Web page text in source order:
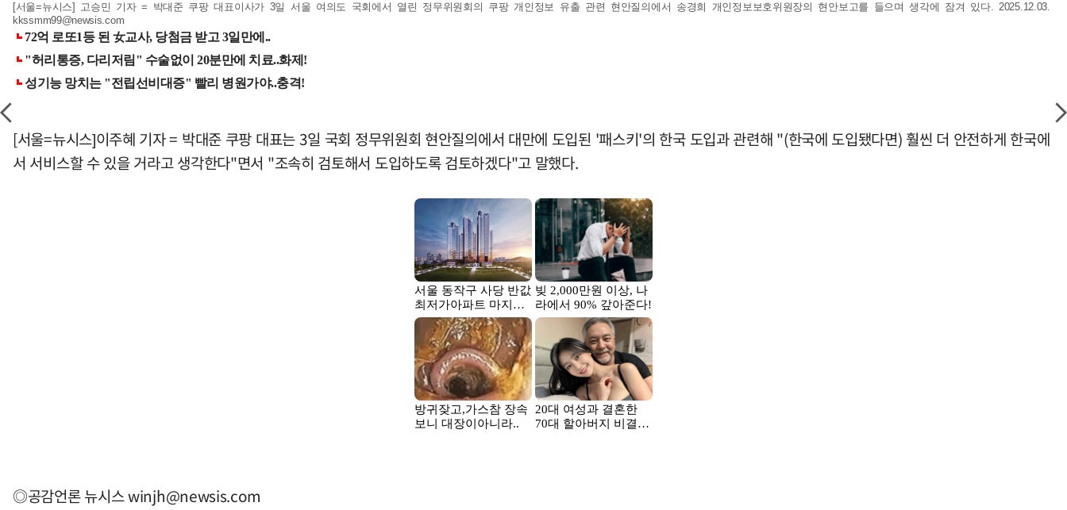
[서울=뉴시스] 고승민 기자 = 박대준 쿠팡 대표이사가 3일 서울 여의도 국회에서 열린 정무위원회의 쿠팡 개인정보 유출 관련 현안질의에서 송경희 개인정보보호위원장의 현안보고를 들으며 생각에 잠겨 있다. 2025.12.03.
kkssmm99@newsis.com
[서울=뉴시스]이주혜 기자 = 박대준 쿠팡 대표는 3일 국회 정무위원회 현안질의에서 대만에 도입된 '패스키'의 한국 도입과 관련해 "(한국에 도입됐다면) 훨씬 더 안전하게 한국에
서 서비스할 수 있을 거라고 생각한다"면서 "조속히 검토해서 도입하도록 검토하겠다"고 말했다.
◎공감언론 뉴시스winjh@newsis.com